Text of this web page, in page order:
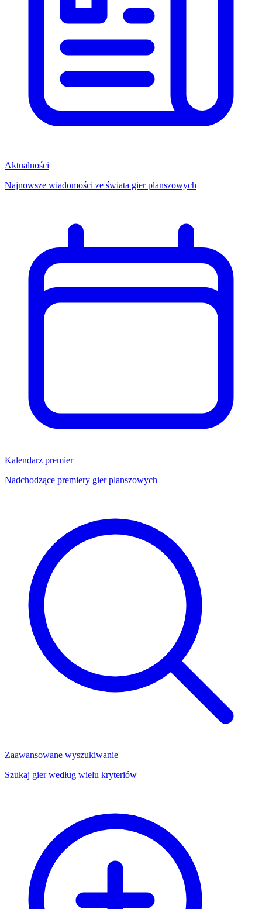
Aktualności
Najnowsze wiadomości ze świata gier planszowych
Kalendarz premier
Nadchodzące premiery gier planszowych
Zaawansowane wyszukiwanie
Szukaj gier według wielu kryteriów